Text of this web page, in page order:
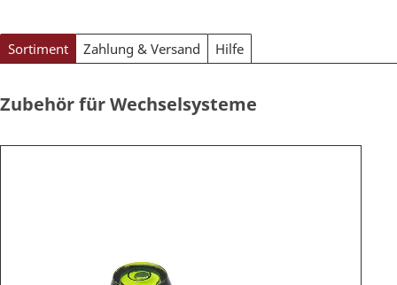
Sortiment Zahlung & Versand Hilfe
Zubehör für Wechselsysteme